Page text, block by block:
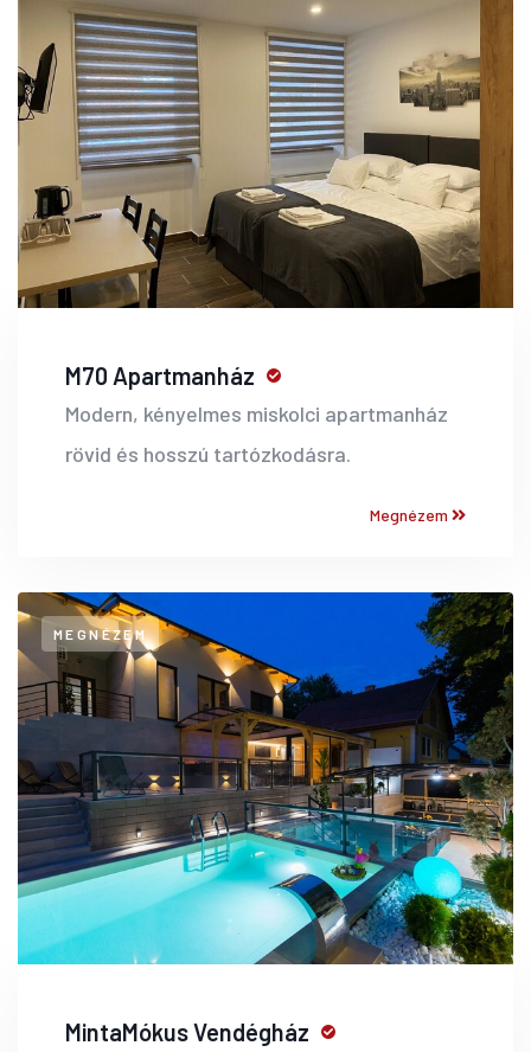
M70 Apartmanház
Modern, kényelmes miskolci apartmanház
rövid és hosszú tartózkodásra.
Megnézem
MEGNÉZEM
MintaMókus Vendégház